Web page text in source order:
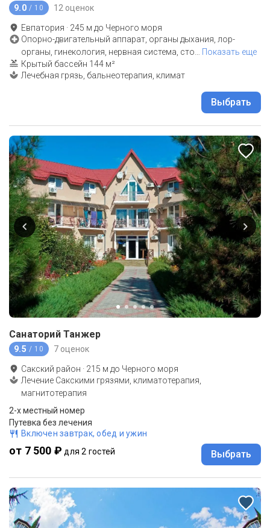
9.0 / 10 12 оценок
Евпатория · 245 м до Черного моря
Опорно-двигательный аппарат, органы дыхания, лор-
органы, гинекология, нервная система, сто… Показать еще
Крытый бассейн 144 м²
Лечебная грязь, бальнеотерапия, климат
Выбрать
Санаторий Танжер
9.5 / 10 7 оценок
Сакский район · 215 м до Черного моря
Лечение Сакскими грязями, климатотерапия,
магнитотерапия
2-х местный номер
Путевка без лечения
Включен завтрак, обед и ужин
от 7 500 ₽ для 2 гостей Выбрать